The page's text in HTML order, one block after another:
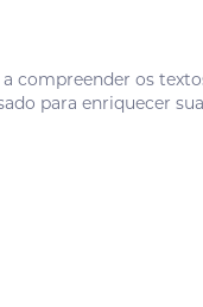
compreender os
para enriquecer